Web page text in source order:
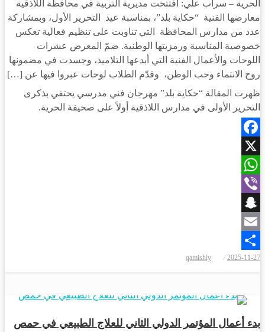
الحرية – سراب علي: افتتحت مديرية التربية في محافظة اللاذقية
معارضها الفنية “حكاية بلد”، بمناسبة عيد التحرير الأول، وبمشاركة
عدد من مدارس المحافظة التي تناوبت على تنظيم فعالية تعكس
خصوصية المناسبة ورمزيتها الوطنية. ضمّ المعرض عشرات
اللوحات والأعمال الفنية التي أبدعها التلاميذ، وجسدت في مضمونها
روح الانتماء وحب الوطن، وقدّم الطلاب لوحات عبروا فيها عن […]
ظهرت المقالة “حكاية بلد” مهرجان فني مدرسي يحتفي بذكرى
التحرير الأولى في مدارس اللاذقية أولاً على صحيفة الحرية.
Facebook
X
WhatsApp
Viber
Snapchat
Email
Share
في
2025-11-27
qamishly
بدء أعمال المؤتمر الدولي الثاني للعلاج الطبيعي في حمص